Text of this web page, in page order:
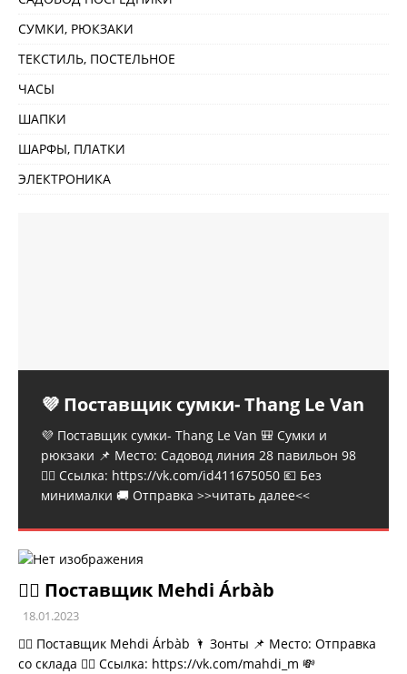
СУМКИ, РЮКЗАКИ
ТЕКСТИЛЬ, ПОСТЕЛЬНОЕ
ЧАСЫ
ШАПКИ
ШАРФЫ, ПЛАТКИ
ЭЛЕКТРОНИКА
💜 Поставщик сумки- Thang Le Van
💜 Поставщик сумки- Thang Le Van 🎒 Сумки и
рюкзаки 📌 Место: Садовод линия 28 павильон 98
👉🏻 Ссылка: https://vk.com/id411675050 💶 Без
минималки 🚚 Отправка >>читать далее<<
💁‍♂ Поставщик Mehdi Árbàb
18.01.2023
💁‍♂ Поставщик Mehdi Árbàb 🌂 Зонты 📌 Место: Отправка
со склада 👉🏻 Ссылка: https://vk.com/mahdi_m 💸